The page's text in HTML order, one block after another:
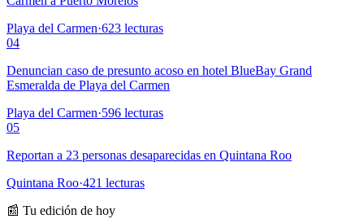
Playa del Carmen·623 lecturas
04
Denuncian caso de presunto acoso en hotel BlueBay Grand
Esmeralda de Playa del Carmen
Playa del Carmen·596 lecturas
05
Reportan a 23 personas desaparecidas en Quintana Roo
Quintana Roo·421 lecturas
📰 Tu edición de hoy